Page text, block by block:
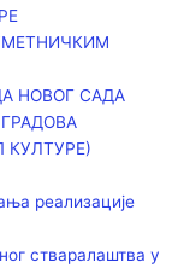
НОВОГ САДА
КУЛТУРЕ)
реализације
стваралаштва у